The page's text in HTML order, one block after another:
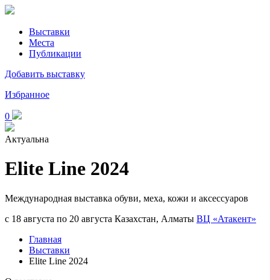
Выставки
Места
Публикации
Добавить выставку
Избранное
0
Актуальна
Elite Line 2024
Международная выставка обуви, меха, кожи и аксессуаров
с 18 августа по 20 августа Казахстан, Алматы ВЦ «Атакент»
Главная
Выставки
Elite Line 2024